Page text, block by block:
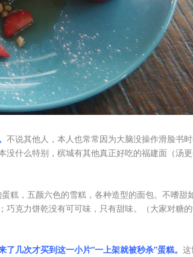
不说其他人，本人也常常因为大脑没操作滑脸书
什么特别，槟城有其他真正好吃的福建面（汤
糕，五颜六色的雪糕，各种造型的面包。不嗜甜
克力饼乾没有可可味，只有甜味。（大家对糖
几次才买到这一小片“一上架就被秒杀”蛋糕。